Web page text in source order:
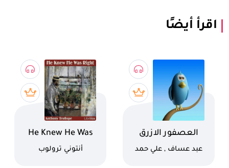
اقرأ أيضًا
اسم الكتاب
العصفور الازرق
كاتب
عبد عساف , علي حمد
اسم الكتاب
He Knew He Was
Rightكاتب
أنتوني ترولوب